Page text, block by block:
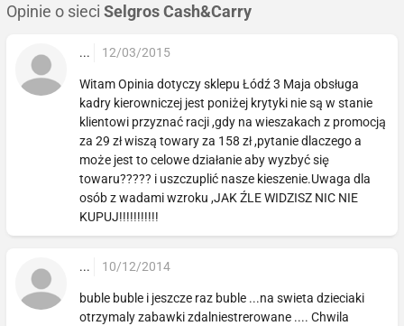
Opinie o sieci Selgros Cash&Carry
... 12/03/2015
Witam Opinia dotyczy sklepu Łódź 3 Maja obsługa
kadry kierowniczej jest poniżej krytyki nie są w stanie
klientowi przyznać racji ,gdy na wieszakach z promocją
za 29 zł wiszą towary za 158 zł ,pytanie dlaczego a
może jest to celowe działanie aby wyzbyć się
towaru????? i uszczuplić nasze kieszenie.Uwaga dla
osób z wadami wzroku ,JAK ŹLE WIDZISZ NIC NIE
KUPUJ!!!!!!!!!!!
... 10/12/2014
buble buble i jeszcze raz buble ...na swieta dzieciaki
otrzymaly zabawki zdalniestrerowane .... Chwila